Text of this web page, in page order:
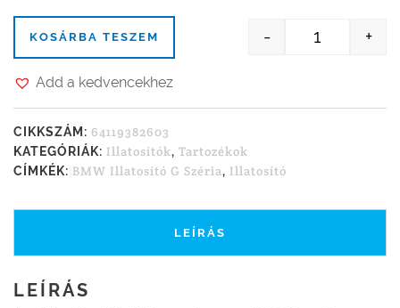
BMW
- +
KOSÁRBA TESZEM
Add a kedvencekhez
CIKKSZÁM: 64119382603
KATEGÓRIÁK: Illatosítók, Tartozékok
CÍMKÉK: BMW Illatosító G Széria, Illatosító
LEÍRÁS
LEÍRÁS